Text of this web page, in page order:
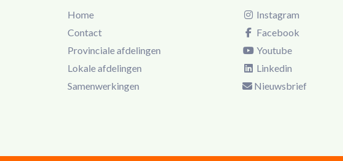
Home
Contact
Provinciale afdelingen
Lokale afdelingen
Samenwerkingen
Instagram
Facebook
Youtube
Linkedin
Nieuwsbrief